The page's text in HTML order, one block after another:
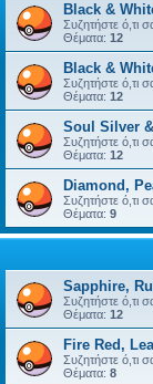
Black &
Συζητήστε ό,τι
Θέματα: 12
Black &
Συζητήστε ό,τι
Θέματα: 12
Soul Silver
Συζητήστε ό,τι
Θέματα: 12
Diamond,
Συζητήστε ό,τι
Θέματα: 9
Sapphire,
Συζητήστε ό,τι
Θέματα: 12
Fire Red,
Συζητήστε ό,τι
Θέματα: 8